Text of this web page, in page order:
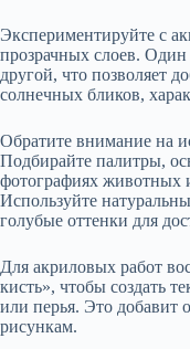
Экспериментируйте с
прозрачных слоев.
другой, что позволяет
солнечных бликов,
Обратите внимание на
Подбирайте палитры,
фотографиях животных
Используйте
голубые оттенки для
Для акриловых работ
кисть», чтобы создать
или перья. Это добавит
рисункам.